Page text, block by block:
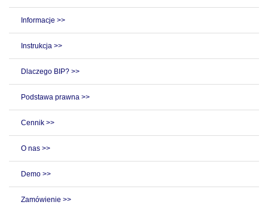
Informacje >>
Instrukcja >>
Dlaczego BIP? >>
Podstawa prawna >>
Cennik >>
O nas >>
Demo >>
Zamówienie >>